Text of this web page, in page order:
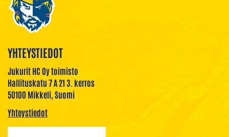
YHTEYSTIEDOT
Jukurit HC Oy toimisto
Hallituskatu 7 A 21 3. kerros
50100 Mikkeli, Suomi
Yhteystiedot